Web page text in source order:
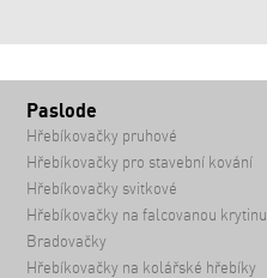
Paslode
Hřebíkovačky pruhové
Hřebíkovačky pro stavební kování
Hřebíkovačky svitkové
Hřebíkovačky na falcovanou krytinu
Bradovačky
Hřebíkovačky na kolářské hřebíky